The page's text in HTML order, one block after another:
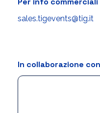
sales.tigevents@tig.it
In collaborazione con